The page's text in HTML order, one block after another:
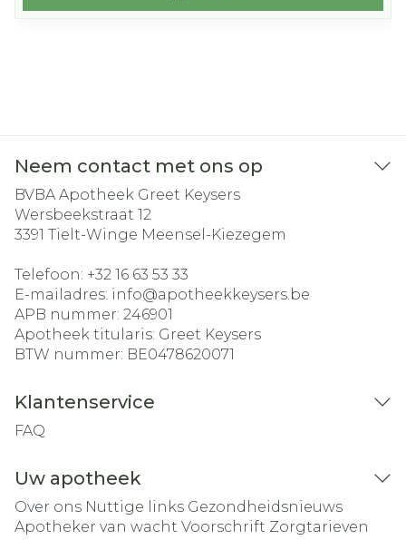
Neem contact met ons op
BVBA Apotheek Greet Keysers
Wersbeekstraat 12
3391 Tielt-Winge Meensel-Kiezegem
Telefoon: +32 16 63 53 33
E-mailadres: info@apotheekkeysers.be
APB nummer: 246901
Apotheek titularis: Greet Keysers
BTW nummer: BE0478620071
Klantenservice
FAQ
Uw apotheek
Over ons Nuttige links Gezondheidsnieuws
Apotheker van wacht Voorschrift Zorgtarieven